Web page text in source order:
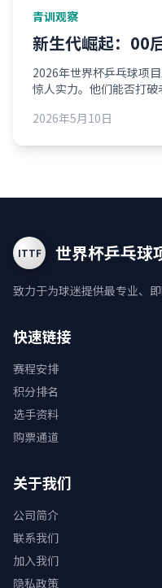
青训观察
新生代崛起：00
2026年世界杯乒乓球项
惊人实力。他们能否打破
2026年5月10日
ITTF 世界杯乒乓球
致力于为球迷提供最专业、
快速链接
赛程安排
积分排名
选手资料
购票通道
关于我们
公司简介
联系我们
加入我们
隐私政策